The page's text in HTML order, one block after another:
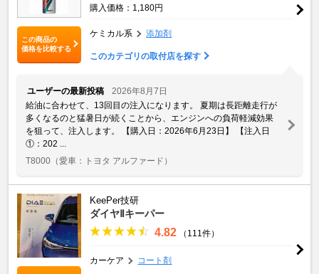
この商品の
価格を比較する
購入価格：1,180円
ケミカル系 添加剤
このカテゴリの取付店を探す
ユーザーの最新投稿
2026年8月7日
給油に合わせて、13回目の注入になります。 夏期は長距離走行が
多くなるのと猛暑日が続くことから、エンジンへの負荷軽減効果
を狙って、注入します。 【購入日：2026年6月23日】 【注入日
①：202 ...
T8000 （愛車：トヨタ アルファード）
KeePer技研
ダイヤⅡキーパー
4.82 （111件）
カーケア コート剤